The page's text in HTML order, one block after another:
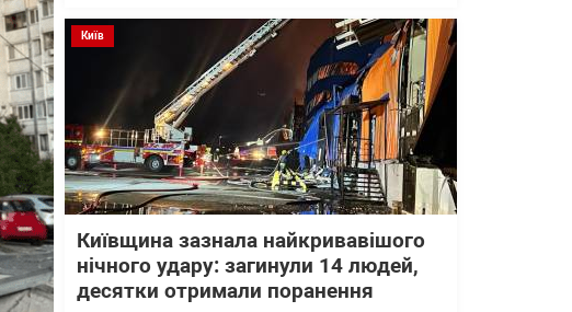
Київ
Київщина зазнала найкривавішого
нічного удару: загинули 14 людей,
десятки отримали поранення